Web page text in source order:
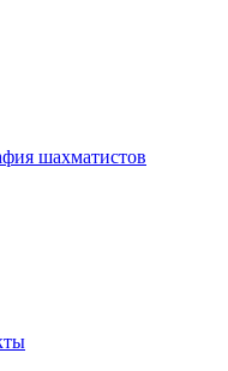
шахматистов